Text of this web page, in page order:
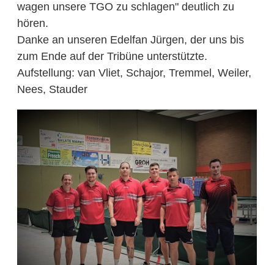
wagen unsere TGO zu schlagen" deutlich zu
hören.
Danke an unseren Edelfan Jürgen, der uns bis
zum Ende auf der Tribüne unterstützte.
Aufstellung: van Vliet, Schajor, Tremmel, Weiler,
Nees, Stauder